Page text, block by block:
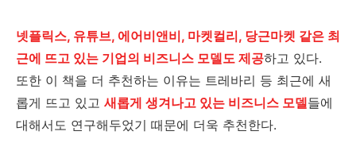
넷플릭스, 유튜브, 에어비앤비, 마켓컬리, 당근마켓 같은 최
근에 뜨고 있는 기업의 비즈니스 모델도 제공하고 있다.
또한 이 책을 더 추천하는 이유는 트레바리 등 최근에 새
롭게 뜨고 있고 새롭게 생겨나고 있는 비즈니스 모델들에
대해서도 연구해두었기 때문에 더욱 추천한다.